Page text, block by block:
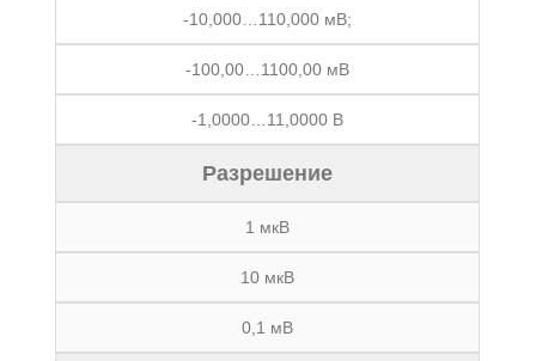
-10,000…110,000 мВ;
-100,00…1100,00 мВ
-1,0000…11,0000 В
Разрешение
1 мкВ
10 мкВ
0,1 мВ